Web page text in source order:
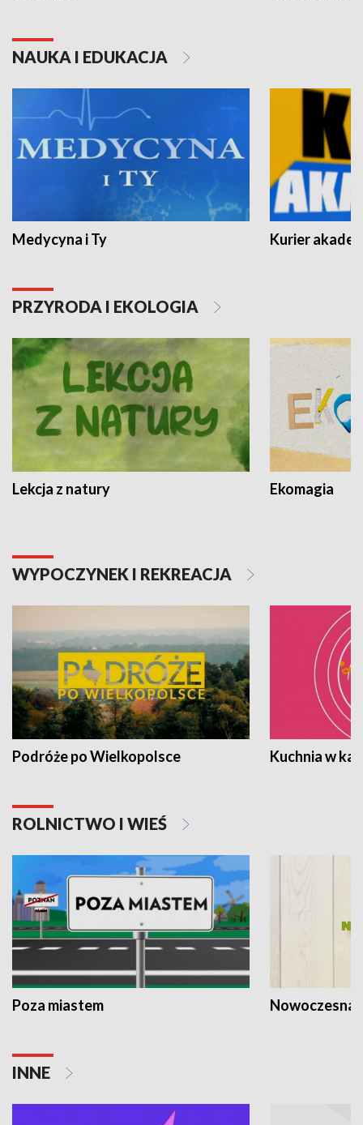
NAUKA I EDUKACJA
Medycyna i Ty Kurier
PRZYRODA I EKOLOGIA
Lekcja z natury Ekomagia
WYPOCZYNEK I REKREACJA
Podróże po Wielkopolsce Kuchnia w
ROLNICTWO I WIEŚ
Poza miastem Nowoczesna
INNE